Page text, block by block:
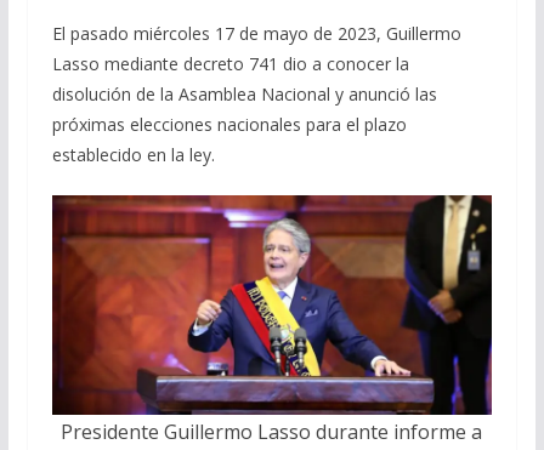
El pasado miércoles 17 de mayo de 2023, Guillermo
Lasso mediante decreto 741 dio a conocer la
disolución de la Asamblea Nacional y anunció las
próximas elecciones nacionales para el plazo
establecido en la ley.
Presidente Guillermo Lasso durante informe a